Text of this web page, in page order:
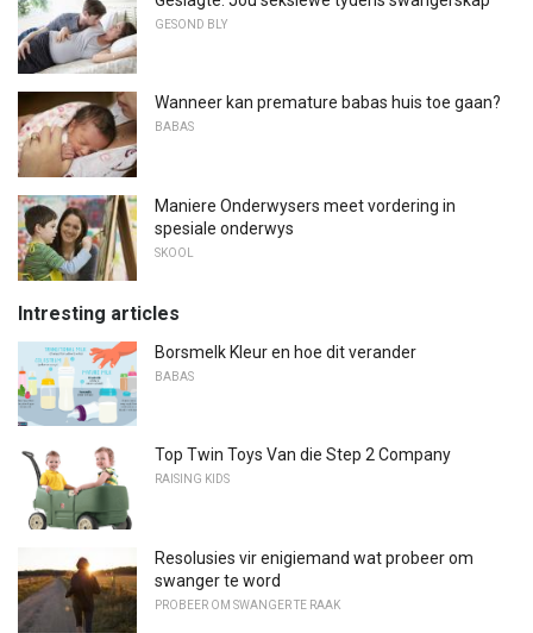
GESOND BLY
Wanneer kan premature babas huis toe gaan?
BABAS
Maniere Onderwysers meet vordering in
spesiale onderwys
SKOOL
Intresting articles
Borsmelk Kleur en hoe dit verander
BABAS
Top Twin Toys Van die Step 2 Company
RAISING KIDS
Resolusies vir enigiemand wat probeer om
swanger te word
PROBEER OM SWANGER TE RAAK